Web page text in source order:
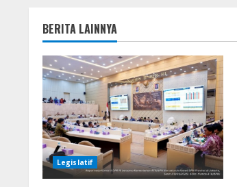
BERITA LAINNYA
Legislatif